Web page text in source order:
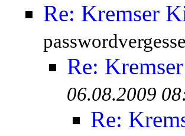
Re: Kremser
Re:
06.08.2009
Re: